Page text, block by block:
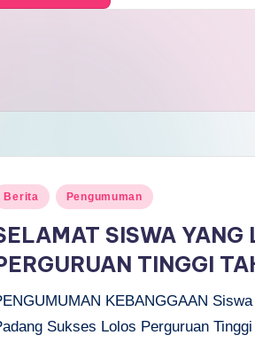
Berita Pengumuman
SISWA YANG
TINGGI
KEBANGGAAN
Sukses Lolos Perguruan